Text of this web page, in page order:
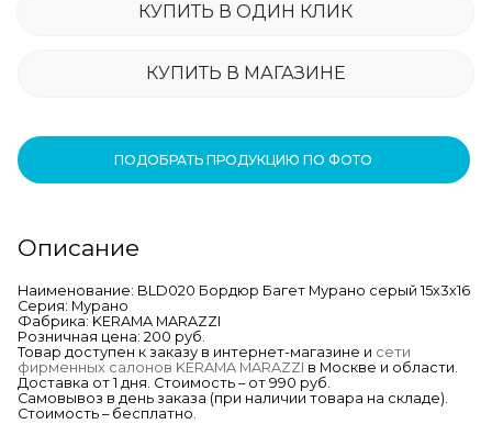
КУПИТЬ В ОДИН КЛИК
КУПИТЬ В МАГАЗИНЕ
ПОДОБРАТЬ ПРОДУКЦИЮ ПО ФОТО
Описание
Наименование: BLD020 Бордюр Багет Мурано серый 15х3х16
Серия: Мурано
Фабрика: KERAMA MARAZZI
Розничная цена: 200 руб.
Товар доступен к заказу в интернет-магазине и сети
фирменных салонов KERAMA MARAZZI в Москве и области.
Доставка от 1 дня. Стоимость – от 990 руб.
Самовывоз в день заказа (при наличии товара на складе).
Стоимость – бесплатно.